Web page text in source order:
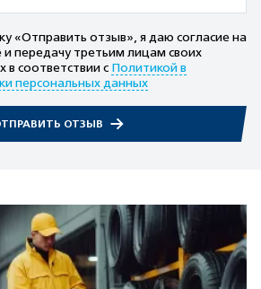
«Отправить отзыв», я даю согласие на
передачу третьим лицам своих
в соответствии с Политикой в
персональных данных
ОТЗЫВ